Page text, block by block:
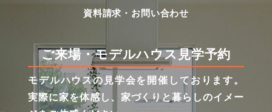
資料請求・お問い合わせ
ご来場・モデルハウス見学予約
モデルハウスの見学会を開催しております。
実際に家を体感し、家づくりと暮らしのイメー